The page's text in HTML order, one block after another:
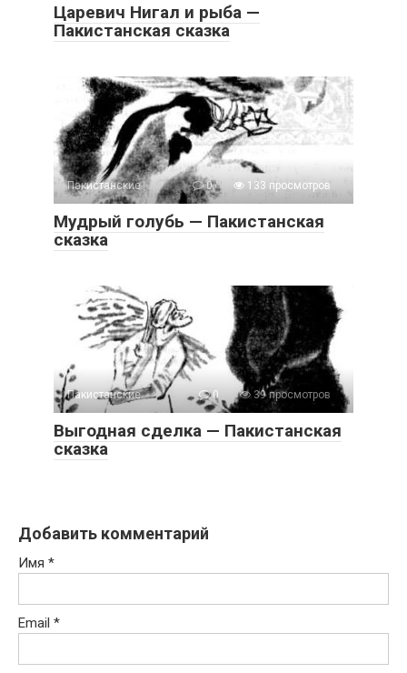
Царевич Нигал и рыба —
Пакистанская сказка
Пакистанские 0 133 просмотров
Мудрый голубь — Пакистанская
сказка
Пакистанские 0 39 просмотров
Выгодная сделка — Пакистанская
сказка
Добавить комментарий
Имя *
Email *